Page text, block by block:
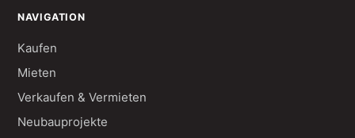
NAVIGATION
Kaufen
Mieten
Verkaufen & Vermieten
Neubauprojekte